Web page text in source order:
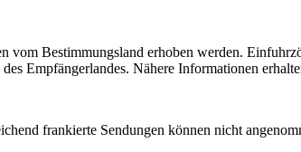
vom Bestimmungsland erhoben werden.
Empfängerlandes. Nähere Informationen
frankierte Sendungen können nicht